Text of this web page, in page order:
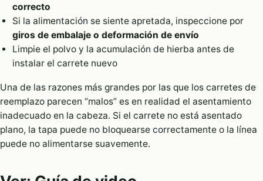
correcto
Si la alimentación se siente apretada, inspeccione por
giros de embalaje o deformación de envío
Limpie el polvo y la acumulación de hierba antes de
instalar el carrete nuevo
Una de las razones más grandes por las que los carretes de
reemplazo parecen “malos” es en realidad el asentamiento
inadecuado en la cabeza. Si el carrete no está asentado
plano, la tapa puede no bloquearse correctamente o la línea
puede no alimentarse suavemente.